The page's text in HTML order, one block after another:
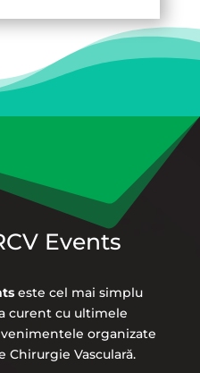
Events
este cel mai simplu
curent cu ultimele
organizate
Chirurgie Vasculară.